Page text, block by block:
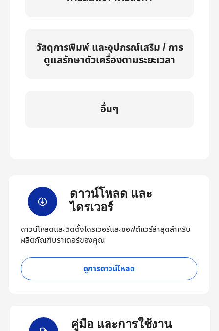
วัสดุการพิมพ์ และอุปกรณ์เสริม / การ
ดูแลรักษาตัวเครื่องตามระยะเวลา
อื่นๆ
ดาวน์โหลด และ
ไดรเวอร์
ดาวน์โหลดและติดตั้งไดรเวอร์และซอฟต์แวร์ล่าสุดสำหรับ
ผลิตภัณฑ์บราเดอร์ของคุณ
ดูการดาวน์โหลด
คู่มือ และการใช้งาน